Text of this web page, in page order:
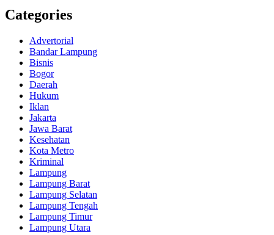
Categories
Advertorial
Bandar Lampung
Bisnis
Bogor
Daerah
Hukum
Iklan
Jakarta
Jawa Barat
Kesehatan
Kota Metro
Kriminal
Lampung
Lampung Barat
Lampung Selatan
Lampung Tengah
Lampung Timur
Lampung Utara